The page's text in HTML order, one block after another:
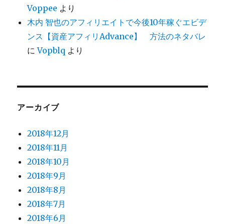
Voppee より
木内 智也のアフィリエイトで今後10年稼ぐエビデ
ンス【資産アフィリAdvance】 方法のネタバレ
にVopblq より
アーカイブ
2018年12月
2018年11月
2018年10月
2018年9月
2018年8月
2018年7月
2018年6月